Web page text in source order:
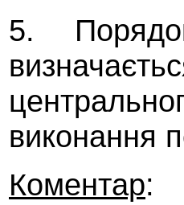
5.
виконання
Коментар: